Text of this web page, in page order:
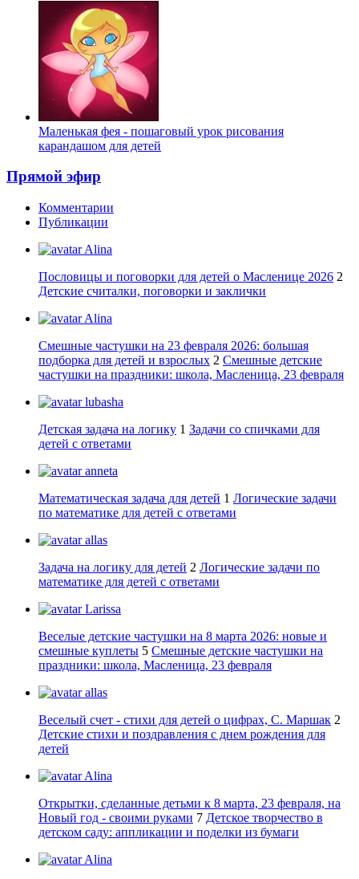
Маленькая фея - пошаговый урок рисования
карандашом для детей
Прямой эфир
Комментарии
Публикации
Alina
Пословицы и поговорки для детей о Масленице 2026 2
Детские считалки, поговорки и заклички
Alina
Смешные частушки на 23 февраля 2026: большая
подборка для детей и взрослых 2 Смешные детские
частушки на праздники: школа, Масленица, 23 февраля
lubasha
Детская задача на логику 1 Задачи со спичками для
детей с ответами
anneta
Математическая задача для детей 1 Логические задачи
по математике для детей с ответами
allas
Задача на логику для детей 2 Логические задачи по
математике для детей с ответами
Larissa
Веселые детские частушки на 8 марта 2026: новые и
смешные куплеты 5 Смешные детские частушки на
праздники: школа, Масленица, 23 февраля
allas
Веселый счет - стихи для детей о цифрах, С. Маршак 2
Детские стихи и поздравления с днем рождения для
детей
Alina
Открытки, сделанные детьми к 8 марта, 23 февраля, на
Новый год - своими руками 7 Детское творчество в
детском саду: аппликации и поделки из бумаги
Alina